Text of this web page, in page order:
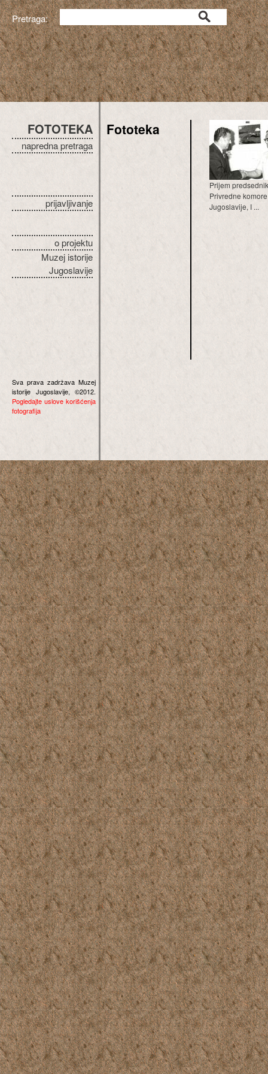
Pretraga:
FOTOTEKA
napredna pretraga
prijavljivanje
o projektu
Muzej istorije
Jugoslavije
Sva prava zadržava Muzej
istorije Jugoslavije, ©2012.
Pogledajte uslove korišćenja
fotografija
Fototeka
Prijem
Privredne komore
Jugoslavije, I ...